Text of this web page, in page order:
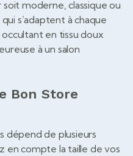
moderne, classique ou
s’adaptent à chaque
en tissu doux
à un salon
Bon Store
dépend de plusieurs
en compte la taille de vos